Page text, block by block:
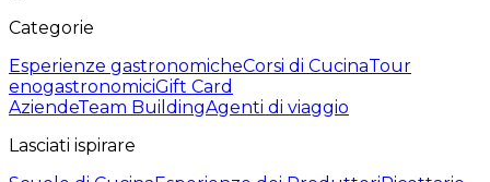
Categorie
Esperienze gastronomicheCorsi di CucinaTour
enogastronomiciGift Card
AziendeTeam BuildingAgenti di viaggio
Lasciati ispirare